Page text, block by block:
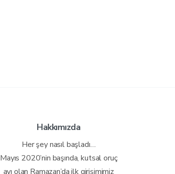
Hakkımızda
Her şey nasıl başladı…
Mayıs 2020’nin başında, kutsal oruç
ayı olan Ramazan’da ilk girişimimiz